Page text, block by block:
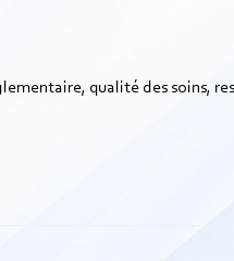
qualité des soins,